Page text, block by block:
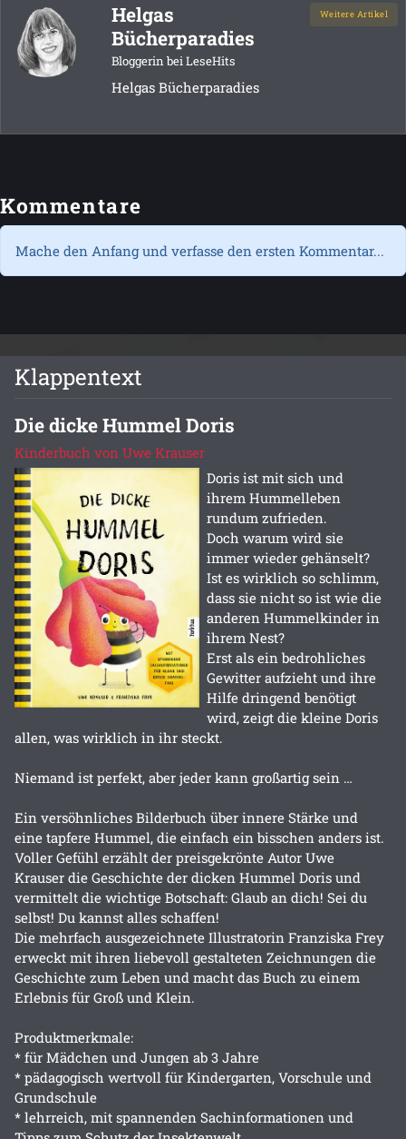
Helgas
Bücherparadies
Bloggerin bei LeseHits
Weitere Artikel
Helgas Bücherparadies
Kommentare
Mache den Anfang und verfasse den ersten Kommentar...
Klappentext
Die dicke Hummel Doris
Kinderbuch von Uwe Krauser
Doris ist mit sich und
ihrem Hummelleben
rundum zufrieden.
Doch warum wird sie
immer wieder gehänselt?
Ist es wirklich so schlimm,
dass sie nicht so ist wie die
anderen Hummelkinder in
ihrem Nest?
Erst als ein bedrohliches
Gewitter aufzieht und ihre
Hilfe dringend benötigt
wird, zeigt die kleine Doris
allen, was wirklich in ihr steckt.
Niemand ist perfekt, aber jeder kann großartig sein …
Ein versöhnliches Bilderbuch über innere Stärke und
eine tapfere Hummel, die einfach ein bisschen anders ist.
Voller Gefühl erzählt der preisgekrönte Autor Uwe
Krauser die Geschichte der dicken Hummel Doris und
vermittelt die wichtige Botschaft: Glaub an dich! Sei du
selbst! Du kannst alles schaffen!
Die mehrfach ausgezeichnete Illustratorin Franziska Frey
erweckt mit ihren liebevoll gestalteten Zeichnungen die
Geschichte zum Leben und macht das Buch zu einem
Erlebnis für Groß und Klein.
Produktmerkmale:
* für Mädchen und Jungen ab 3 Jahre
* pädagogisch wertvoll für Kindergarten, Vorschule und
Grundschule
* lehrreich, mit spannenden Sachinformationen und